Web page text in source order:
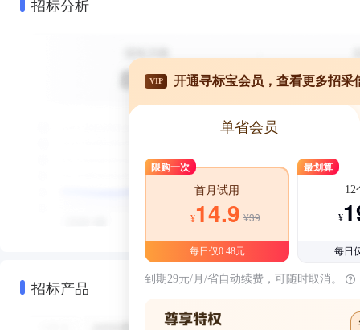
招标分析
招标产品
VIP 开通寻标宝会员，查看更多招采
单省会员
限购一次
首月试用
¥14.9 ¥39
每日仅0.48元
最划算
12
¥
每日
到期29元/月/省自动续费，可随时取消。